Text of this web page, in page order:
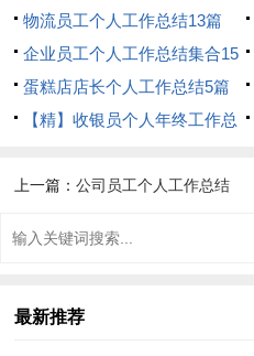
篇物流员工个人工作总结13篇
企业员工个人工作总结集合15
篇蛋糕店店长个人工作总结5篇
【精】收银员个人年终工作总
上一篇：公司员工个人工作总结
最新推荐